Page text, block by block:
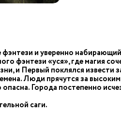
и уверенно
фэнтези «уся», где магия
и Первый поклялся извести
Люди прячутся за
Города постепенно
саги.